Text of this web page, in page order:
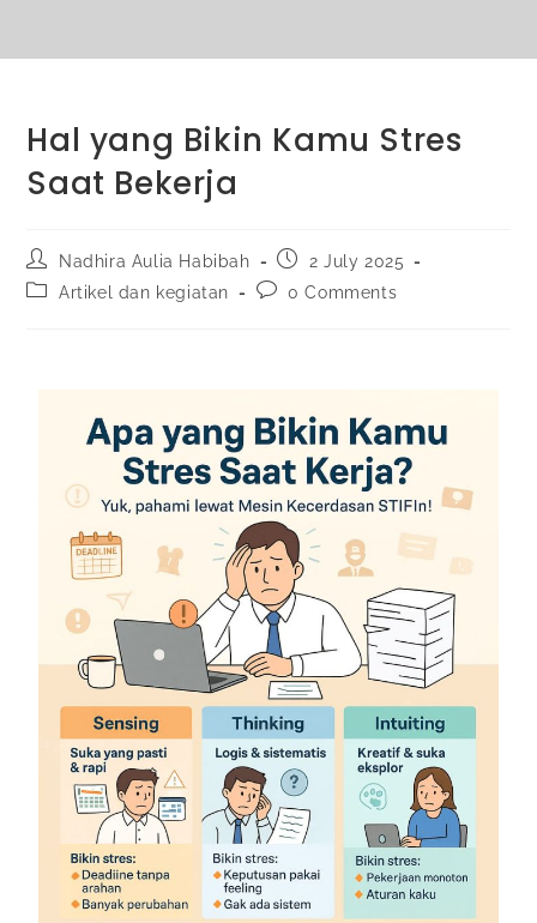
Hal yang Bikin Kamu Stres
Saat Bekerja
Nadhira Aulia Habibah
2 July 2025
Artikel dan kegiatan
0 Comments